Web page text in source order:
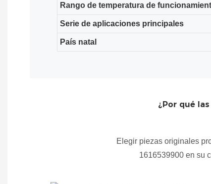
Rango de temperatura de
Serie de aplicaciones principales
País natal
¿Por qué
Elegir piezas originales
1616539900 en su